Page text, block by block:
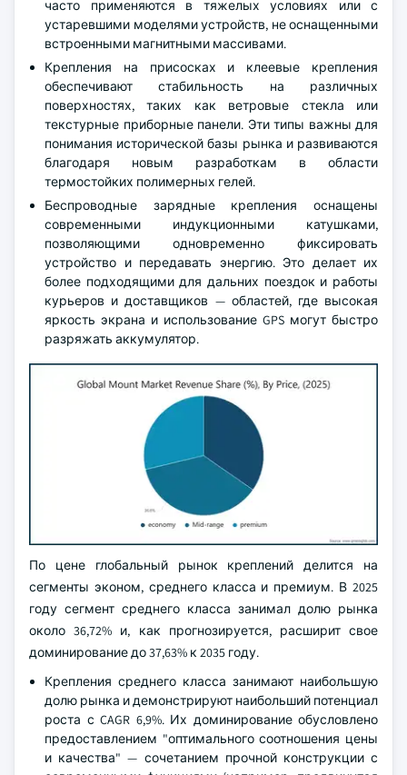
часто применяются в тяжелых условиях или с
устаревшими моделями устройств, не оснащенными
встроенными магнитными массивами.
Крепления на присосках и клеевые крепления
обеспечивают стабильность на различных
поверхностях, таких как ветровые стекла или
текстурные приборные панели. Эти типы важны для
понимания исторической базы рынка и развиваются
благодаря новым разработкам в области
термостойких полимерных гелей.
Беспроводные зарядные крепления оснащены
современными индукционными катушками,
позволяющими одновременно фиксировать
устройство и передавать энергию. Это делает их
более подходящими для дальних поездок и работы
курьеров и доставщиков — областей, где высокая
яркость экрана и использование GPS могут быстро
разряжать аккумулятор.
По цене глобальный рынок креплений делится на
сегменты эконом, среднего класса и премиум. В 2025
году сегмент среднего класса занимал долю рынка
около 36,72% и, как прогнозируется, расширит свое
доминирование до 37,63% к 2035 году.
Крепления среднего класса занимают наибольшую
долю рынка и демонстрируют наибольший потенциал
роста с CAGR 6,9%. Их доминирование обусловлено
предоставлением "оптимального соотношения цены
и качества" — сочетанием прочной конструкции с